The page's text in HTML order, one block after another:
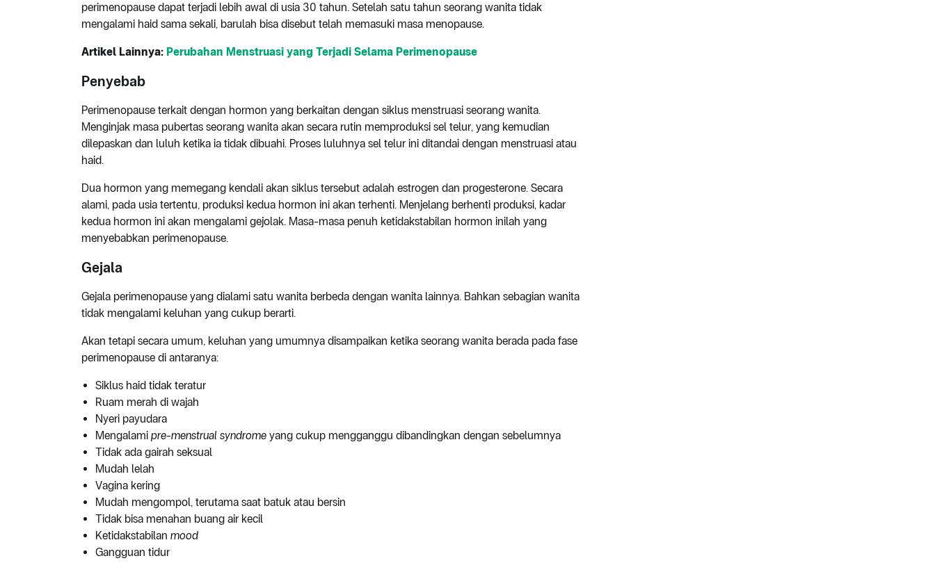
perimenopause dapat terjadi lebih awal di usia 30 tahun. Setelah satu tahun seorang wanita tidak
mengalami haid sama sekali, barulah bisa disebut telah memasuki masa menopause.
Artikel Lainnya: Perubahan Menstruasi yang Terjadi Selama Perimenopause
Penyebab
Perimenopause terkait dengan hormon yang berkaitan dengan siklus menstruasi seorang wanita.
Menginjak masa pubertas seorang wanita akan secara rutin memproduksi sel telur, yang kemudian
dilepaskan dan luluh ketika ia tidak dibuahi. Proses luluhnya sel telur ini ditandai dengan menstruasi atau
haid.
Dua hormon yang memegang kendali akan siklus tersebut adalah estrogen dan progesterone. Secara
alami, pada usia tertentu, produksi kedua hormon ini akan terhenti. Menjelang berhenti produksi, kadar
kedua hormon ini akan mengalami gejolak. Masa-masa penuh ketidakstabilan hormon inilah yang
menyebabkan perimenopause.
Gejala
Gejala perimenopause yang dialami satu wanita berbeda dengan wanita lainnya. Bahkan sebagian wanita
tidak mengalami keluhan yang cukup berarti.
Akan tetapi secara umum, keluhan yang umumnya disampaikan ketika seorang wanita berada pada fase
perimenopause di antaranya:
Siklus haid tidak teratur
Ruam merah di wajah
Nyeri payudara
Mengalami pre-menstrual syndrome yang cukup mengganggu dibandingkan dengan sebelumnya
Tidak ada gairah seksual
Mudah lelah
Vagina kering
Mudah mengompol, terutama saat batuk atau bersin
Tidak bisa menahan buang air kecil
Ketidakstabilan mood
Gangguan tidur